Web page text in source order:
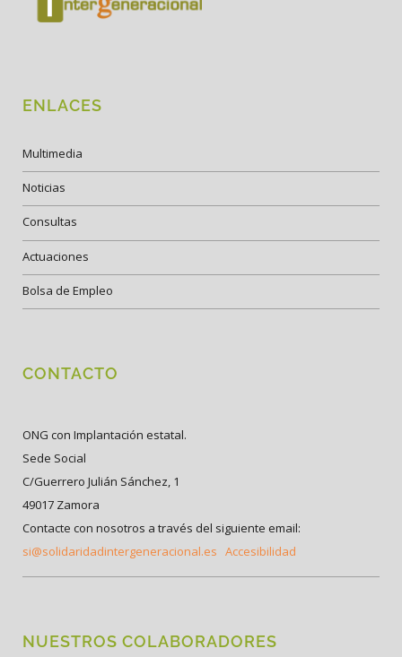
ENLACES
Multimedia
Noticias
Consultas
Actuaciones
Bolsa de Empleo
CONTACTO
ONG con Implantación estatal.
Sede Social
C/Guerrero Julián Sánchez, 1
49017 Zamora
Contacte con nosotros a través del siguiente email:
si@solidaridadintergeneracional.es Accesibilidad
NUESTROS COLABORADORES